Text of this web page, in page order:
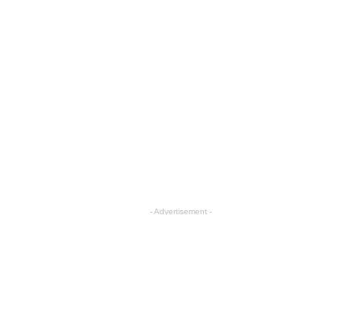
- Advertisement -